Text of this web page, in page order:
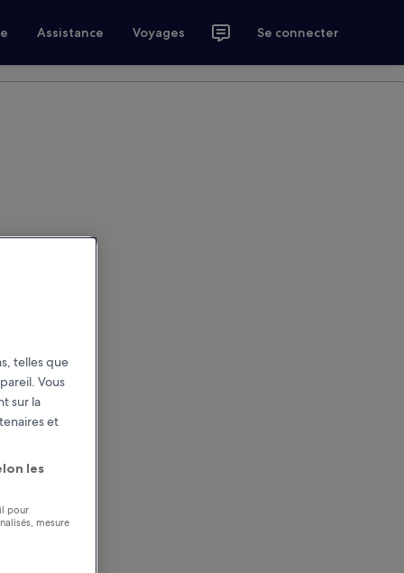
Assistance Voyages Se connecter
telles que
Vous
sur la
et
les
pour
mesure